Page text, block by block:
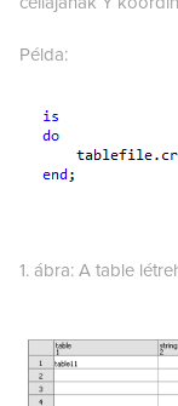
Példa:
1. ábra: A table